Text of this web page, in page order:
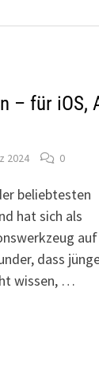
– für iOS,
2024 0
beliebtesten
hat sich als
auf
dass
wissen, …